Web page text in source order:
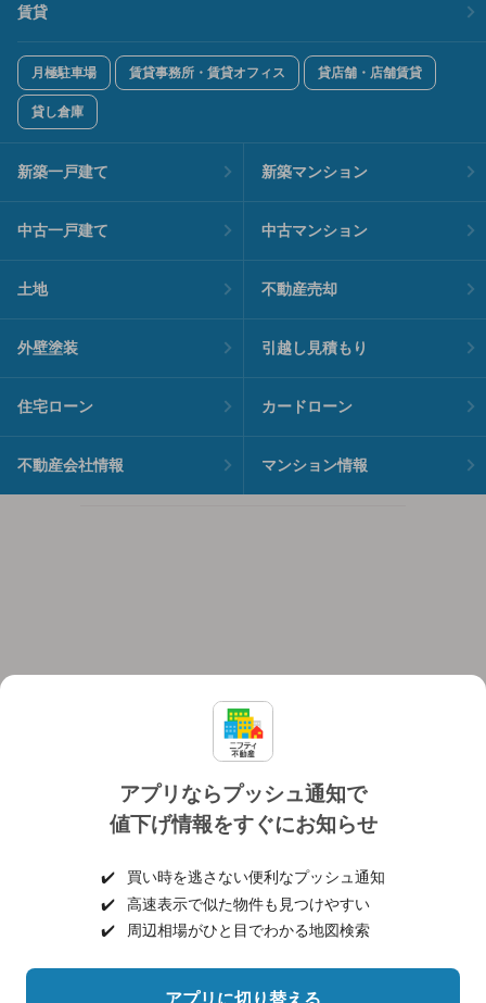
アプリならプッシュ通知で
値下げ情報をすぐにお知らせ
✔️
買い時を逃さない便利なプッシュ通知
✔️
高速表示で似た物件も見つけやすい
✔️
周辺相場がひと目でわかる地図検索
アプリに切り替える
賃貸
月極駐車場 賃貸事務所・賃貸オフィス 貸店舗・店舗賃貸
貸し倉庫
新築一戸建て 新築マンション
中古一戸建て 中古マンション
土地 不動産売却
外壁塗装 引越し見積もり
住宅ローン カードローン
不動産会社情報 マンション情報
個人情報保護ポリシー 利用規約
ヘルプ・お問い合わせ 採用情報